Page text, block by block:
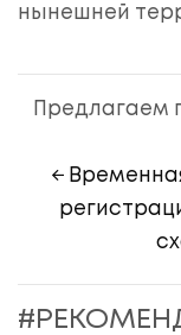
нынешней
Предлагаем
←